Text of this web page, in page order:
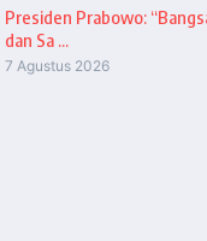
Presiden Prabowo:
dan Sa ...
7 Agustus 2026